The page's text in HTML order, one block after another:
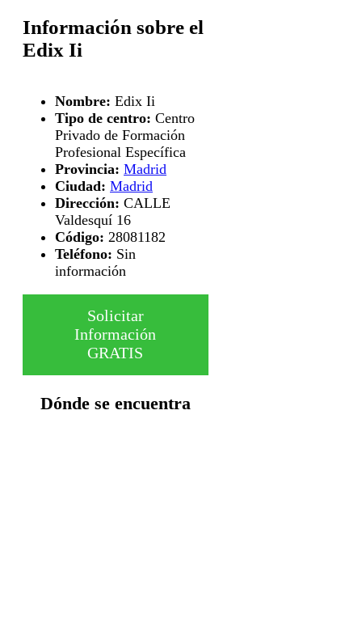
Información sobre el
Edix Ii
Nombre: Edix Ii
Tipo de centro: Centro
Privado de Formación
Profesional Específica
Provincia: Madrid
Ciudad: Madrid
Dirección: CALLE
Valdesquí 16
Código: 28081182
Teléfono: Sin
información
Solicitar
Información
GRATIS
Dónde se encuentra